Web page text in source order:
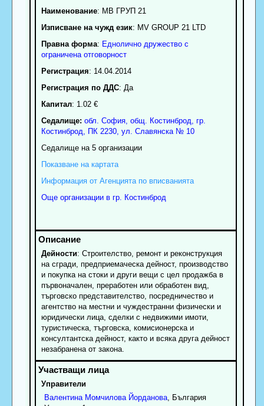
Наименование: МВ ГРУП 21
Изписване на чужд език: MV GROUP 21 LTD
Правна форма: Еднолично дружество с
ограничена отговорност
Регистрация: 14.04.2014
Регистрация по ДДС: Да
Капитал: 1.02 €
Седалище: обл. София, общ. Костинброд, гр.
Костинброд, ПК 2230, ул. Славянска № 10
Седалище на 5 организации
Показване на картата
Информация от Агенцията по вписванията
Още организации в гр. Костинброд
Дейности: Строителство, ремонт и реконструкция
на сгради, предприемаческа дейност, производство
и покупка на стоки и други вещи с цел продажба в
първоначален, преработен или обработен вид,
търговско представителство, посредничество и
агентство на местни и чуждестранни физически и
юридически лица, сделки с недвижими имоти,
туристическа, търговска, комисионерска и
консултантска дейност, както и всяка друга дейност
незабранена от закона.
Управители
Валентина Момчилова Йорданова, България